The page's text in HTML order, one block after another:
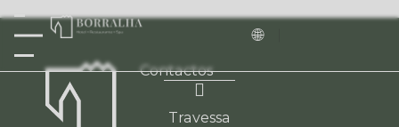
Contactos
Travessa